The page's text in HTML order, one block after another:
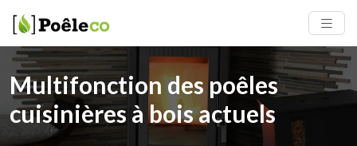
Multifonction des poêles
cuisinières à bois actuels